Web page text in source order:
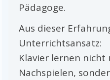
Pädagoge.
Aus dieser
Unterrichtsansatz:
Klavier lernen nicht
Nachspielen,